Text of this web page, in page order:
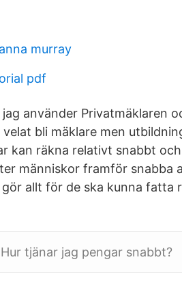
murray
pdf
använder Privatmäklaren
bli mäklare men
kan räkna relativt snabbt
människor framför snabba
allt för de ska kunna fatta
tjänar jag pengar snabbt?